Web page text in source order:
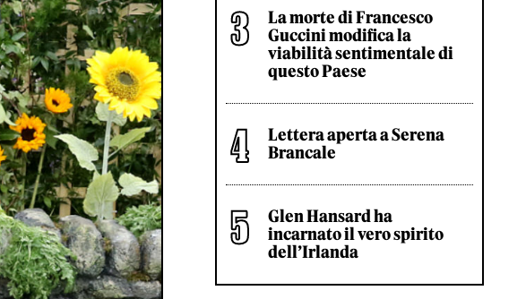
La morte di Francesco
Guccini modifica la
viabilità sentimentale di
questo Paese
Lettera aperta a Serena
Brancale
Glen Hansard ha
incarnato il vero spirito
dell’Irlanda